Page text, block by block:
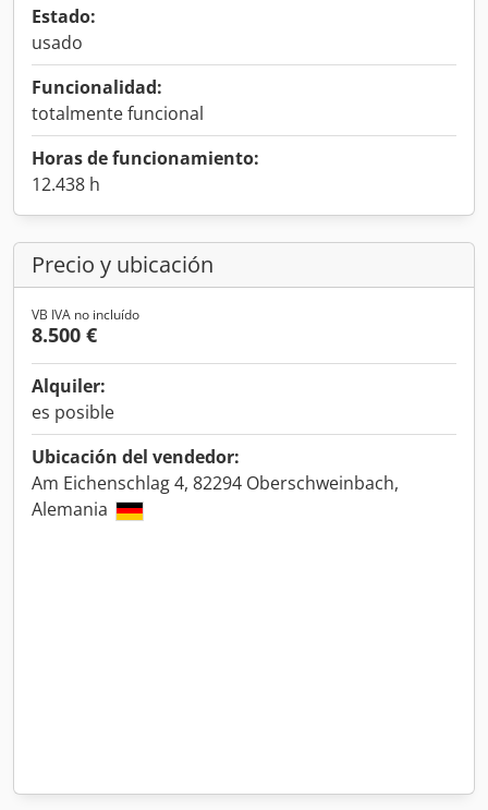
Estado:
usado
Funcionalidad:
totalmente funcional
Horas de funcionamiento:
12.438 h
Precio y ubicación
VB IVA no incluído
8.500 €
Alquiler:
es posible
Ubicación del vendedor:
Am Eichenschlag 4, 82294 Oberschweinbach,
Alemania